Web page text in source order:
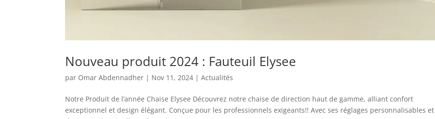
Nouveau produit 2024 : Fauteuil Elysee
par Omar Abdennadher | Nov 11, 2024 |Actualités
Notre Produit de l’année Chaise Elysee Découvrez notre chaise de direction haut de gamme, alliant confort
exceptionnel et design élégant. Conçue pour les professionnels exigeants!! Avec ses réglages personnalisables